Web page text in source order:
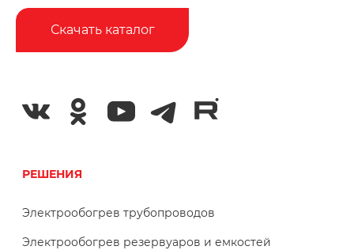
Скачать каталог
РЕШЕНИЯ
Электрообогрев трубопроводов
Электрообогрев резервуаров и емкостей